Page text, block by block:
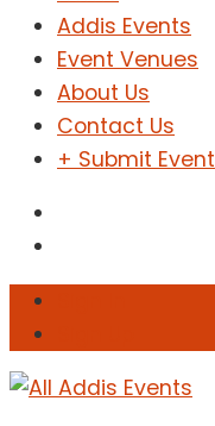
Addis Events
Event Venues
About Us
Contact Us
+ Submit Event